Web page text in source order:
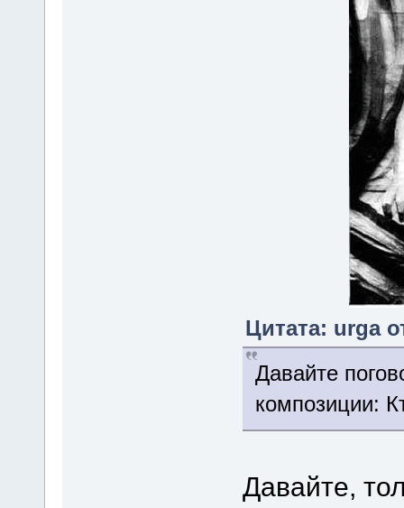
Цитата: urga
Давайте
композиции:
Давайте,